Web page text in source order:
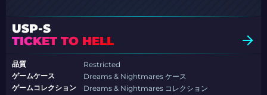
USP-S
TICKET TO HELL
品質
Restricted
ゲームケース
Dreams & Nightmares ケース
ゲームコレクション
Dreams & Nightmares コレクション